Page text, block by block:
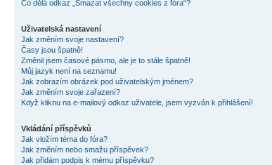
Co dělá odkaz „Smazat všechny cookies z fóra“?
Uživatelská nastavení
Jak změním svoje nastavení?
Časy jsou špatně!
Změnil jsem časové pásmo, ale je to stále špatně!
Můj jazyk není na seznamu!
Jak zobrazím obrázek pod uživatelským jménem?
Jak změním svoje zařazení?
Když kliknu na e-mailový odkaz uživatele, jsem vyzván k přihlášení!
Vkládání příspěvků
Jak vložím téma do fóra?
Jak změním nebo smažu příspěvek?
Jak přidám podpis k mému příspěvku?